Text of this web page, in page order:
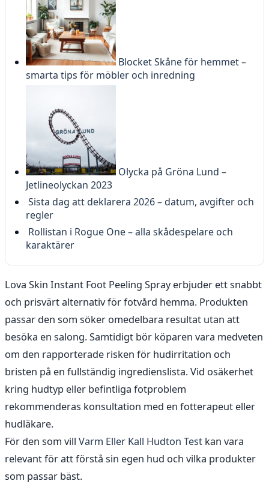
Blocket Skåne för hemmet –
smarta tips för möbler och inredning
Olycka på Gröna Lund –
Jetlineolyckan 2023
Sista dag att deklarera 2026 – datum, avgifter och
regler
Rollistan i Rogue One – alla skådespelare och
karaktärer
Lova Skin Instant Foot Peeling Spray erbjuder ett snabbt
och prisvärt alternativ för fotvård hemma. Produkten
passar den som söker omedelbara resultat utan att
besöka en salong. Samtidigt bör köparen vara medveten
om den rapporterade risken för hudirritation och
bristen på en fullständig ingredienslista. Vid osäkerhet
kring hudtyp eller befintliga fotproblem
rekommenderas konsultation med en fotterapeut eller
hudläkare.
För den som vill Varm Eller Kall Hudton Test kan vara
relevant för att förstå sin egen hud och vilka produkter
som passar bäst.